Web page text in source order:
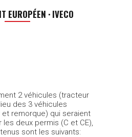
EUROPÉEN · IVECO
2 véhicules (tracteur
des 3 véhicules
remorque) qui seraient
deux permis (C et CE),
sont les suivants: